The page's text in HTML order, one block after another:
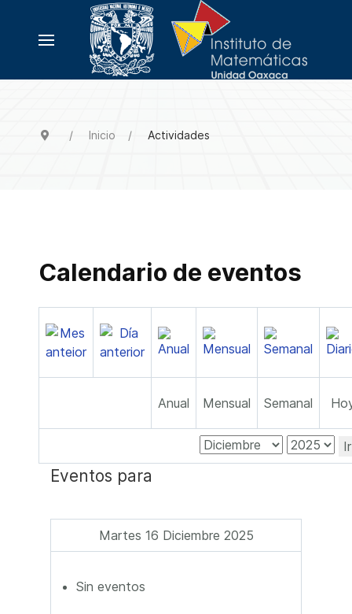
Inicio Actividades
Calendario de eventos
Anual Mensual Semanal
Eventos para
Martes 16 Diciembre 2025
Sin eventos